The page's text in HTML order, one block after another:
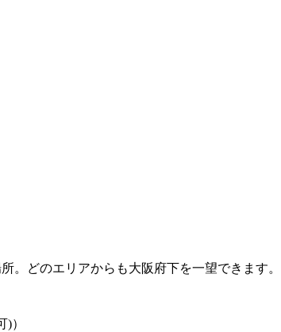
。どのエリアからも大阪府下を一望できます。
）